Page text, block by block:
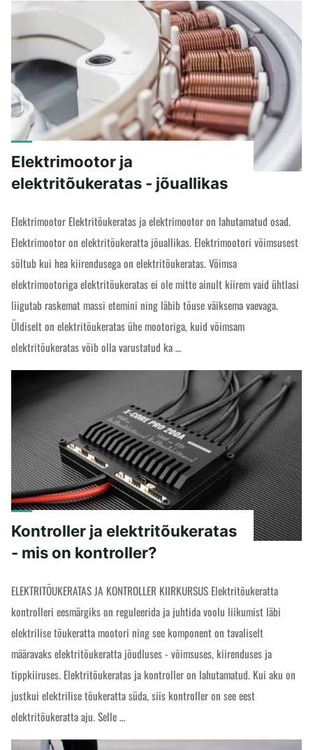
ja
regulatsioonide
negatiivne
mõju"
Elektrimootor ja
elektritõukeratas - jõuallikas
Elektrimootor Elektritõukeratas ja elektrimootor on lahutamatud osad.
Elektrimootor on elektritõukeratta jõuallikas. Elektrimootori võimsusest
sõltub kui hea kiirendusega on elektritõukeratas. Võimsa
elektrimootoriga elektritõukeratas ei ole mitte ainult kiirem vaid ühtlasi
liigutab raskemat massi etemini ning läbib tõuse väiksema vaevaga.
Üldiselt on elektritõukeratas ühe mootoriga, kuid võimsam
elektritõukeratas võib olla varustatud ka …
READ MORE"Elektrimootor
ja
elektritõukeratas
-
jõuallikas"
Kontroller ja elektritõukeratas
- mis on kontroller?
ELEKTRITÕUKERATAS JA KONTROLLER KIIRKURSUS Elektritõukeratta
kontrolleri eesmärgiks on reguleerida ja juhtida voolu liikumist läbi
elektrilise tõukeratta mootori ning see komponent on tavaliselt
määravaks elektritõukeratta jõudluses - võimsuses, kiirenduses ja
tippkiiruses. Elektritõukeratas ja kontroller on lahutamatud. Kui aku on
justkui elektrilise tõukeratta süda, siis kontroller on see eest
elektritõukeratta aju. Selle …